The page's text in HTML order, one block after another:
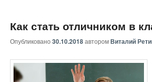
Как стать отличником в
Опубликовано 30.10.2018авторомВиталий